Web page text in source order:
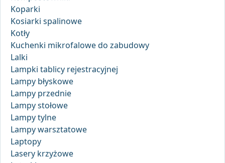
Koparki
Kosiarki spalinowe
Kotły
Kuchenki mikrofalowe do zabudowy
Lalki
Lampki tablicy rejestracyjnej
Lampy błyskowe
Lampy przednie
Lampy stołowe
Lampy tylne
Lampy warsztatowe
Laptopy
Lasery krzyżowe